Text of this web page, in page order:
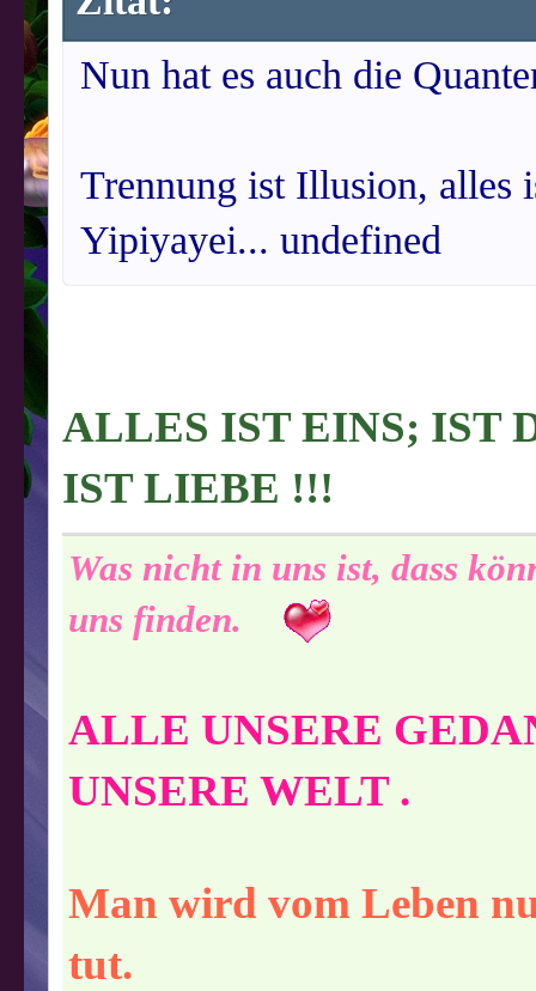
Nun hat es auch die
Trennung ist Illusion, alles
Yipiyayei... undefined
ALLES IST EINS; IST
IST LIEBE !!!
Was nicht in uns ist, dass
uns finden.
ALLE UNSERE
UNSERE WELT .
Man wird vom Leben
tut.